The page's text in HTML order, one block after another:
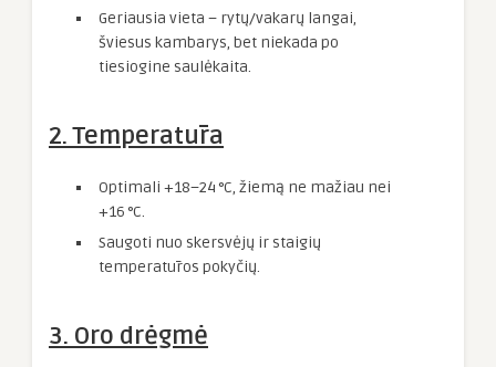
Geriausia vieta – rytų/vakarų langai,
šviesus kambarys, bet niekada po
tiesiogine saulėkaita.
2. Temperatūra
Optimali +18–24 °C, žiemą ne mažiau nei
+16 °C.
Saugoti nuo skersvėjų ir staigių
temperatūros pokyčių.
3. Oro drėgmė